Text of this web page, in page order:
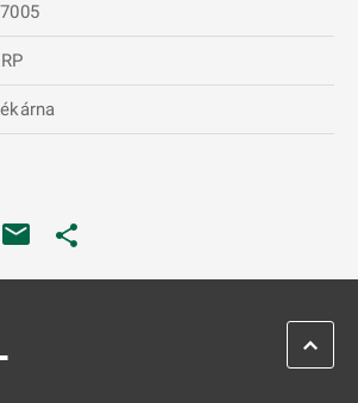
na nové kartě
otevře na nové kartě
se otevře na nové kartě
ZPĚT